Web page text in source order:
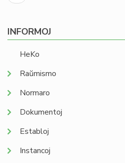
paĝo
INFORMOJ
HeKo
Raŭmismo
Normaro
Dokumentoj
Establoj
Instancoj